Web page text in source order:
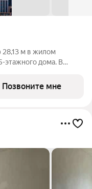
28,13 м в жилом
этажного дома. В
потолков 2,7
Позвоните мне